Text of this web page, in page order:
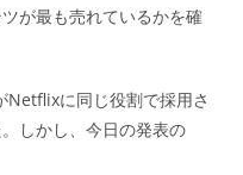
が最も売れているかを確
Netflixに同じ役割で採用さ
しかし、今日の発表の